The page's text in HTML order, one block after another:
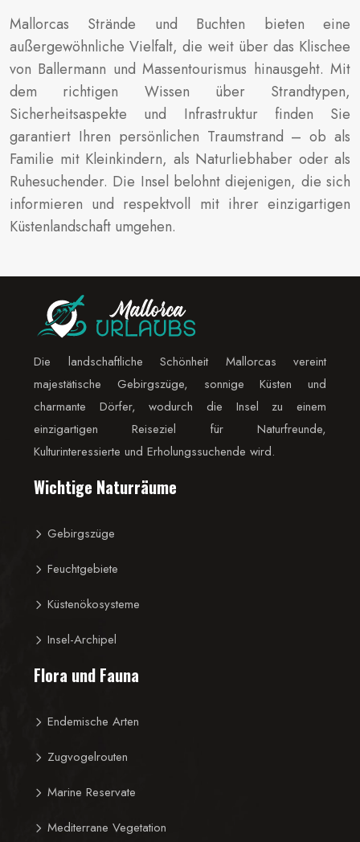
Mallorcas Strände und Buchten bieten eine
außergewöhnliche Vielfalt, die weit über das Klischee
von Ballermann und Massentourismus hinausgeht. Mit
dem richtigen Wissen über Strandtypen,
Sicherheitsaspekte und Infrastruktur finden Sie
garantiert Ihren persönlichen Traumstrand – ob als
Familie mit Kleinkindern, als Naturliebhaber oder als
Ruhesuchender. Die Insel belohnt diejenigen, die sich
informieren und respektvoll mit ihrer einzigartigen
Küstenlandschaft umgehen.
Die landschaftliche Schönheit Mallorcas vereint
majestätische Gebirgszüge, sonnige Küsten und
charmante Dörfer, wodurch die Insel zu einem
einzigartigen Reiseziel für Naturfreunde,
Kulturinteressierte und Erholungssuchende wird.
Wichtige Naturräume
Gebirgszüge
Feuchtgebiete
Küstenökosysteme
Insel-Archipel
Flora und Fauna
Endemische Arten
Zugvogelrouten
Marine Reservate
Mediterrane Vegetation